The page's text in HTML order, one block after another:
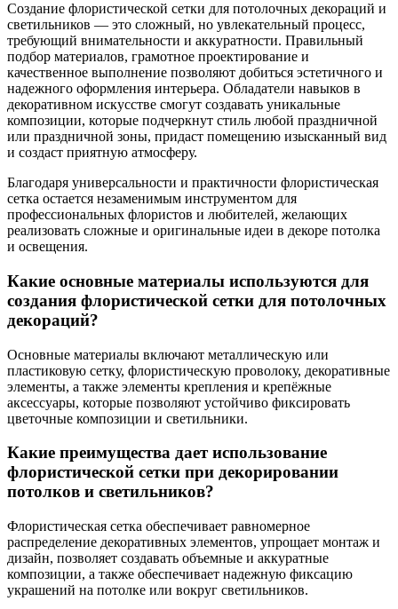
Создание флористической сетки для потолочных декораций и
светильников — это сложный, но увлекательный процесс,
требующий внимательности и аккуратности. Правильный
подбор материалов, грамотное проектирование и
качественное выполнение позволяют добиться эстетичного и
надежного оформления интерьера. Обладатели навыков в
декоративном искусстве смогут создавать уникальные
композиции, которые подчеркнут стиль любой праздничной
или праздничной зоны, придаст помещению изысканный вид
и создаст приятную атмосферу.
Благодаря универсальности и практичности флористическая
сетка остается незаменимым инструментом для
профессиональных флористов и любителей, желающих
реализовать сложные и оригинальные идеи в декоре потолка
и освещения.
Какие основные материалы используются для
создания флористической сетки для потолочных
декораций?
Основные материалы включают металлическую или
пластиковую сетку, флористическую проволоку, декоративные
элементы, а также элементы крепления и крепёжные
аксессуары, которые позволяют устойчиво фиксировать
цветочные композиции и светильники.
Какие преимущества дает использование
флористической сетки при декорировании
потолков и светильников?
Флористическая сетка обеспечивает равномерное
распределение декоративных элементов, упрощает монтаж и
дизайн, позволяет создавать объемные и аккуратные
композиции, а также обеспечивает надежную фиксацию
украшений на потолке или вокруг светильников.